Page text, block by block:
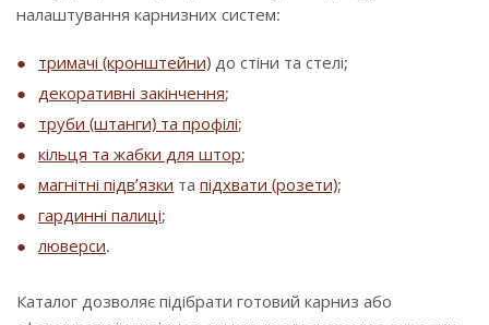
налаштування карнизних систем:
тримачі (кронштейни) до стіни та стелі;
декоративні закінчення;
труби (штанги) та профілі;
кільця та жабки для штор;
магнітні підв’язки та підхвати (розети);
гардинні палиці;
люверси.
Каталог дозволяє підібрати готовий карниз або